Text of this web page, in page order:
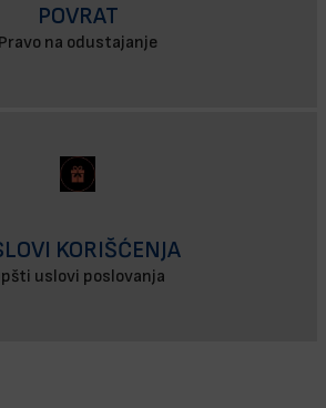
POVRAT
Pravo na odustajanje
KORIŠĆENJA
uslovi poslovanja